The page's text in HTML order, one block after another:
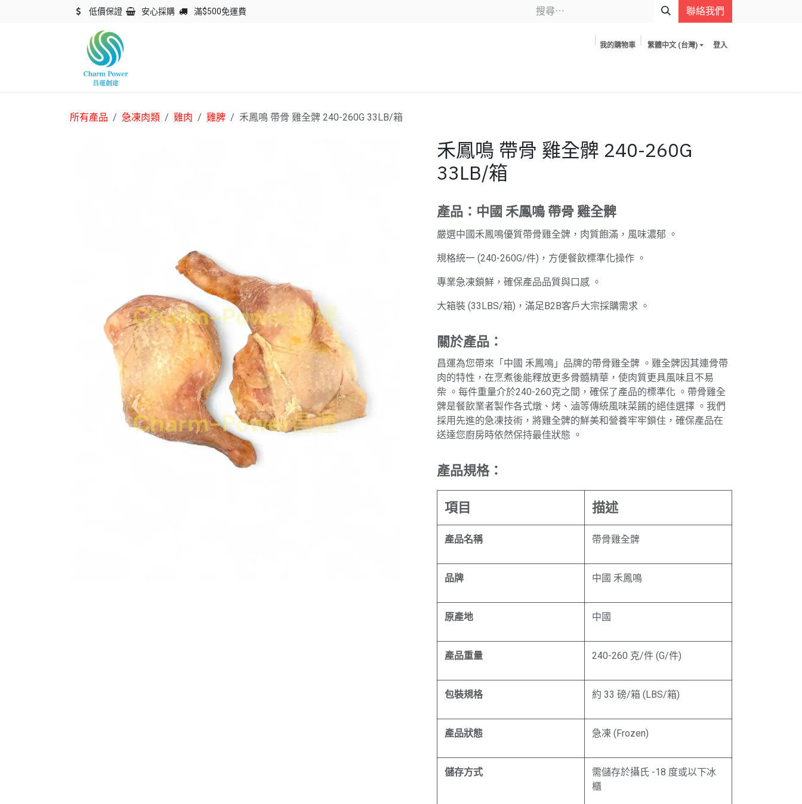
低價保證 安心採購 滿$500免運費 聯絡我們
我的購物車 繁體中文 (台灣) 登入
所有產品 急凍肉類 雞肉 雞脾 禾鳳鳴 帶骨 雞全髀 240-260G 33LB/箱
禾鳳鳴 帶骨 雞全髀 240-260G
33LB/箱
產品：中國 禾鳳鳴 帶骨 雞全髀
嚴選中國禾鳳鳴優質帶骨雞全髀，肉質飽滿，風味濃郁 。
規格統一 (240-260G/件)，方便餐飲標準化操作 。
專業急凍鎖鮮，確保產品品質與口感 。
大箱裝 (33LBS/箱)，滿足B2B客戶大宗採購需求 。
關於產品：
昌運為您帶來「中國 禾鳳鳴」品牌的帶骨雞全髀 。雞全髀因其連骨帶
肉的特性，在烹煮後能釋放更多骨髓精華，使肉質更具風味且不易
柴 。每件重量介於240-260克之間，確保了產品的標準化 。帶骨雞全
髀是餐飲業者製作各式燉、烤、滷等傳統風味菜餚的絕佳選擇 。我們
採用先進的急凍技術，將雞全髀的鮮美和營養牢牢鎖住，確保產品在
送達您廚房時依然保持最佳狀態 。
產品規格：
項目 描述
產品名稱 帶骨雞全髀
品牌 中國 禾鳳鳴
原產地 中國
產品重量 240-260 克/件 (G/件)
包裝規格 約 33 磅/箱 (LBS/箱)
產品狀態 急凍 (Frozen)
儲存方式
需儲存於攝氏 -18 度或以下冰
櫃